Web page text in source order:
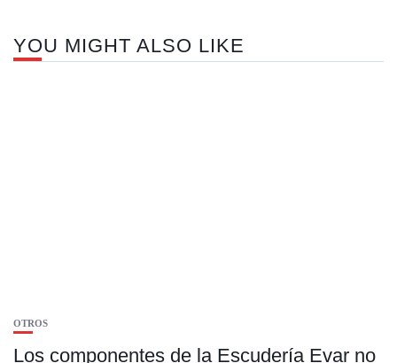
YOU MIGHT ALSO LIKE
OTROS
Los componentes de la Escudería Evar no